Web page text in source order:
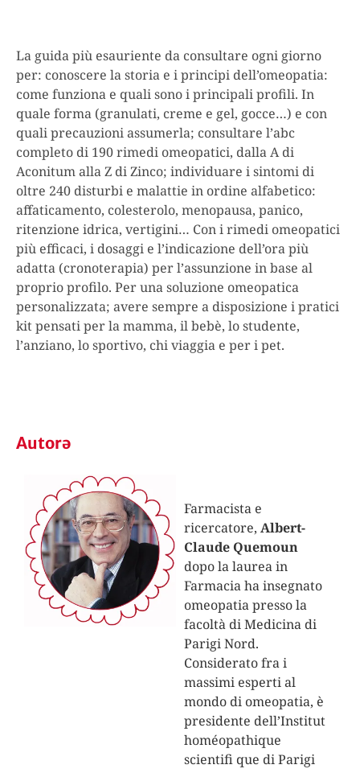
La guida più esauriente da consultare ogni giorno
per: conoscere la storia e i principi dell’omeopatia:
come funziona e quali sono i principali profili. In
quale forma (granulati, creme e gel, gocce…) e con
quali precauzioni assumerla; consultare l’abc
completo di 190 rimedi omeopatici, dalla A di
Aconitum alla Z di Zinco; individuare i sintomi di
oltre 240 disturbi e malattie in ordine alfabetico:
affaticamento, colesterolo, menopausa, panico,
ritenzione idrica, vertigini… Con i rimedi omeopatici
più efficaci, i dosaggi e l’indicazione dell’ora più
adatta (cronoterapia) per l’assunzione in base al
proprio profilo. Per una soluzione omeopatica
personalizzata; avere sempre a disposizione i pratici
kit pensati per la mamma, il bebè, lo studente,
l’anziano, lo sportivo, chi viaggia e per i pet.
Autorə
Farmacista e
ricercatore, Albert-
Claude Quemoun
dopo la laurea in
Farmacia ha insegnato
omeopatia presso la
facoltà di Medicina di
Parigi Nord.
Considerato fra i
massimi esperti al
mondo di omeopatia, è
presidente dell’Institut
homéopathique
scientifi que di Parigi